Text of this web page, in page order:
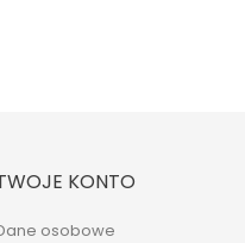
KONTO
osobowe